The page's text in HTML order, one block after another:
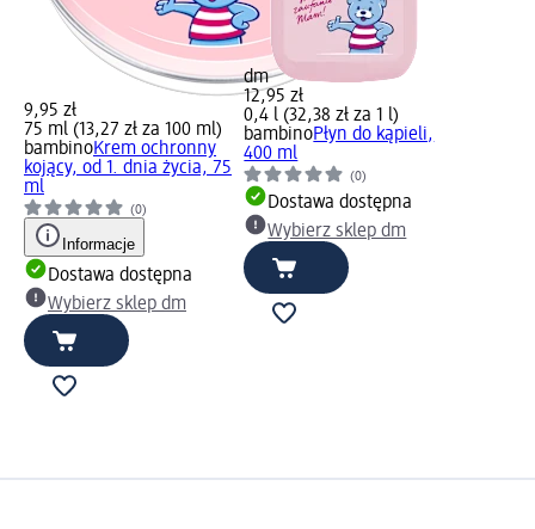
9,95 zł
75 ml (13,27 zł za 100 ml)
bambinoKrem ochronny
kojący, od 1. dnia życia, 75
ml
(0)
Informacje
Dostawa dostępna
Wybierz sklep dm
dm
12,95 zł
0,4 l (32,38 zł za 1 l)
bambinoPłyn do kąpieli,
400 ml
(0)
Dostawa dostępna
Wybierz sklep dm